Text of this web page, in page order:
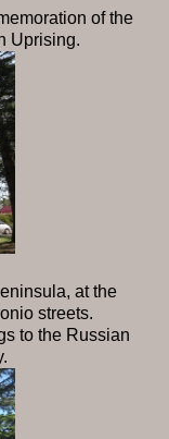
of the
Uprising.
at the
streets.
to the Russian